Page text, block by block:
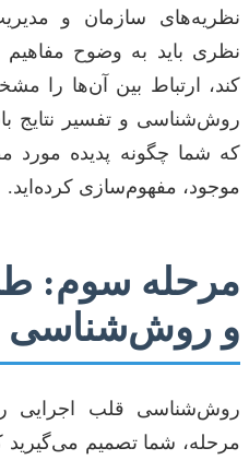
نظریه‌های سازمان و
نظری باید به وضوح
کند، ارتباط بین آن‌ها را
روش‌شناسی و تفسیر نتایج
که شما چگونه پدیده مورد
موجود، مفهوم‌سازی کرده‌اید.
مرحله سوم:
و روش‌شناسی
روش‌شناسی قلب اجرایی
مرحله، شما تصمیم